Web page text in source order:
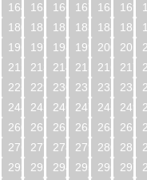
164 165 166 167 168 169
180 181 182 183 184 185
196 197 198 199 200 201
212 213 214 215 216 217
228 229 230 231 232 233
244 245 246 247 248 249
260 261 262 263 264 265
276 277 278 279 280 281
292 293 294 295 296 297